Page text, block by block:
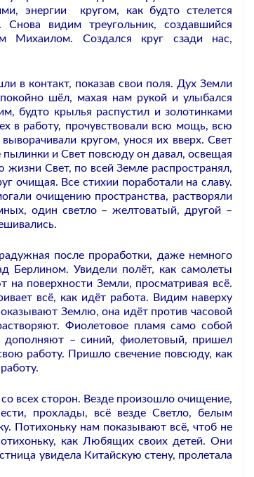
энергии кругом, как будто стелется
Снова видим треугольник, создавшийся
Михаилом. Создался круг сзади нас,
в контакт, показав свои поля. Дух Земли
шёл, махая нам рукой и улыбался
будто крылья распустил и золотинками
в работу, прочувствовали всю мощь, всю
кругом, унося их вверх. Свет
пылинки и Свет повсюду он давал, освещая
жизни Свет, по всей Земле распространял,
очищая. Все стихии поработали на славу.
очищению пространства, растворяли
один светло – желтоватый, другой –
после проработки, даже немного
Берлином. Увидели полёт, как самолеты
поверхности Земли, просматривая всё.
всё, как идёт работа. Видим наверху
Землю, она идёт против часовой
Фиолетовое пламя само собой
дополняют – синий, фиолетовый, пришел
работу. Пришло свечение повсюду, как
всех сторон. Везде произошло очищение,
прохлады, всё везде Светло, белым
Потихоньку нам показывают всё, чтоб не
как Любящих своих детей. Они
увидела Китайскую стену, пролетала